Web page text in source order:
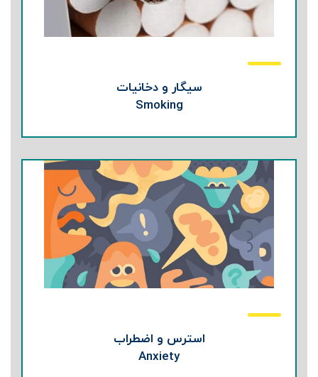
سیگار و دخانیات
Smoking
استرس و اضطراب
Anxiety